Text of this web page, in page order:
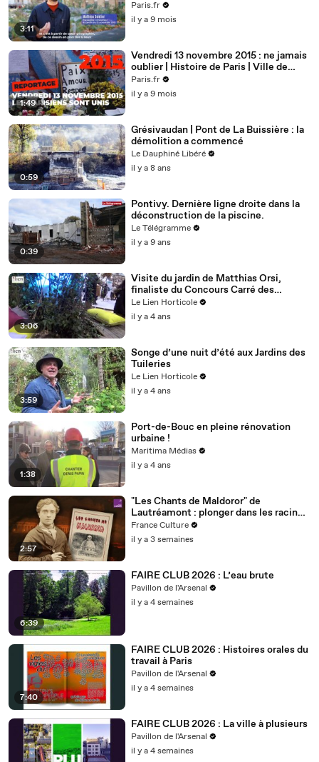
3:11
Paris.fr
il y a 9 mois
1:49
Vendredi 13 novembre 2015 : ne jamais
oublier | Histoire de Paris | Ville de
Paris
Paris.fr
il y a 9 mois
0:59
Grésivaudan | Pont de La Buissière : la
démolition a commencé
Le Dauphiné Libéré
il y a 8 ans
0:39
Pontivy. Dernière ligne droite dans la
déconstruction de la piscine.
Le Télégramme
il y a 9 ans
3:06
Visite du jardin de Matthias Orsi,
finaliste du Concours Carré des
Jardiniers 2021
Le Lien Horticole
il y a 4 ans
3:59
Songe d’une nuit d’été aux Jardins des
Tuileries
Le Lien Horticole
il y a 4 ans
1:38
Port-de-Bouc en pleine rénovation
urbaine !
Maritima Médias
il y a 4 ans
2:57
"Les Chants de Maldoror" de
Lautréamont : plonger dans les racines
du mal
France Culture
il y a 3 semaines
6:39
FAIRE CLUB 2026 : L’eau brute
Pavillon de l'Arsenal
il y a 4 semaines
7:40
FAIRE CLUB 2026 : Histoires orales du
travail à Paris
Pavillon de l'Arsenal
il y a 4 semaines
FAIRE CLUB 2026 : La ville à plusieurs
Pavillon de l'Arsenal
il y a 4 semaines